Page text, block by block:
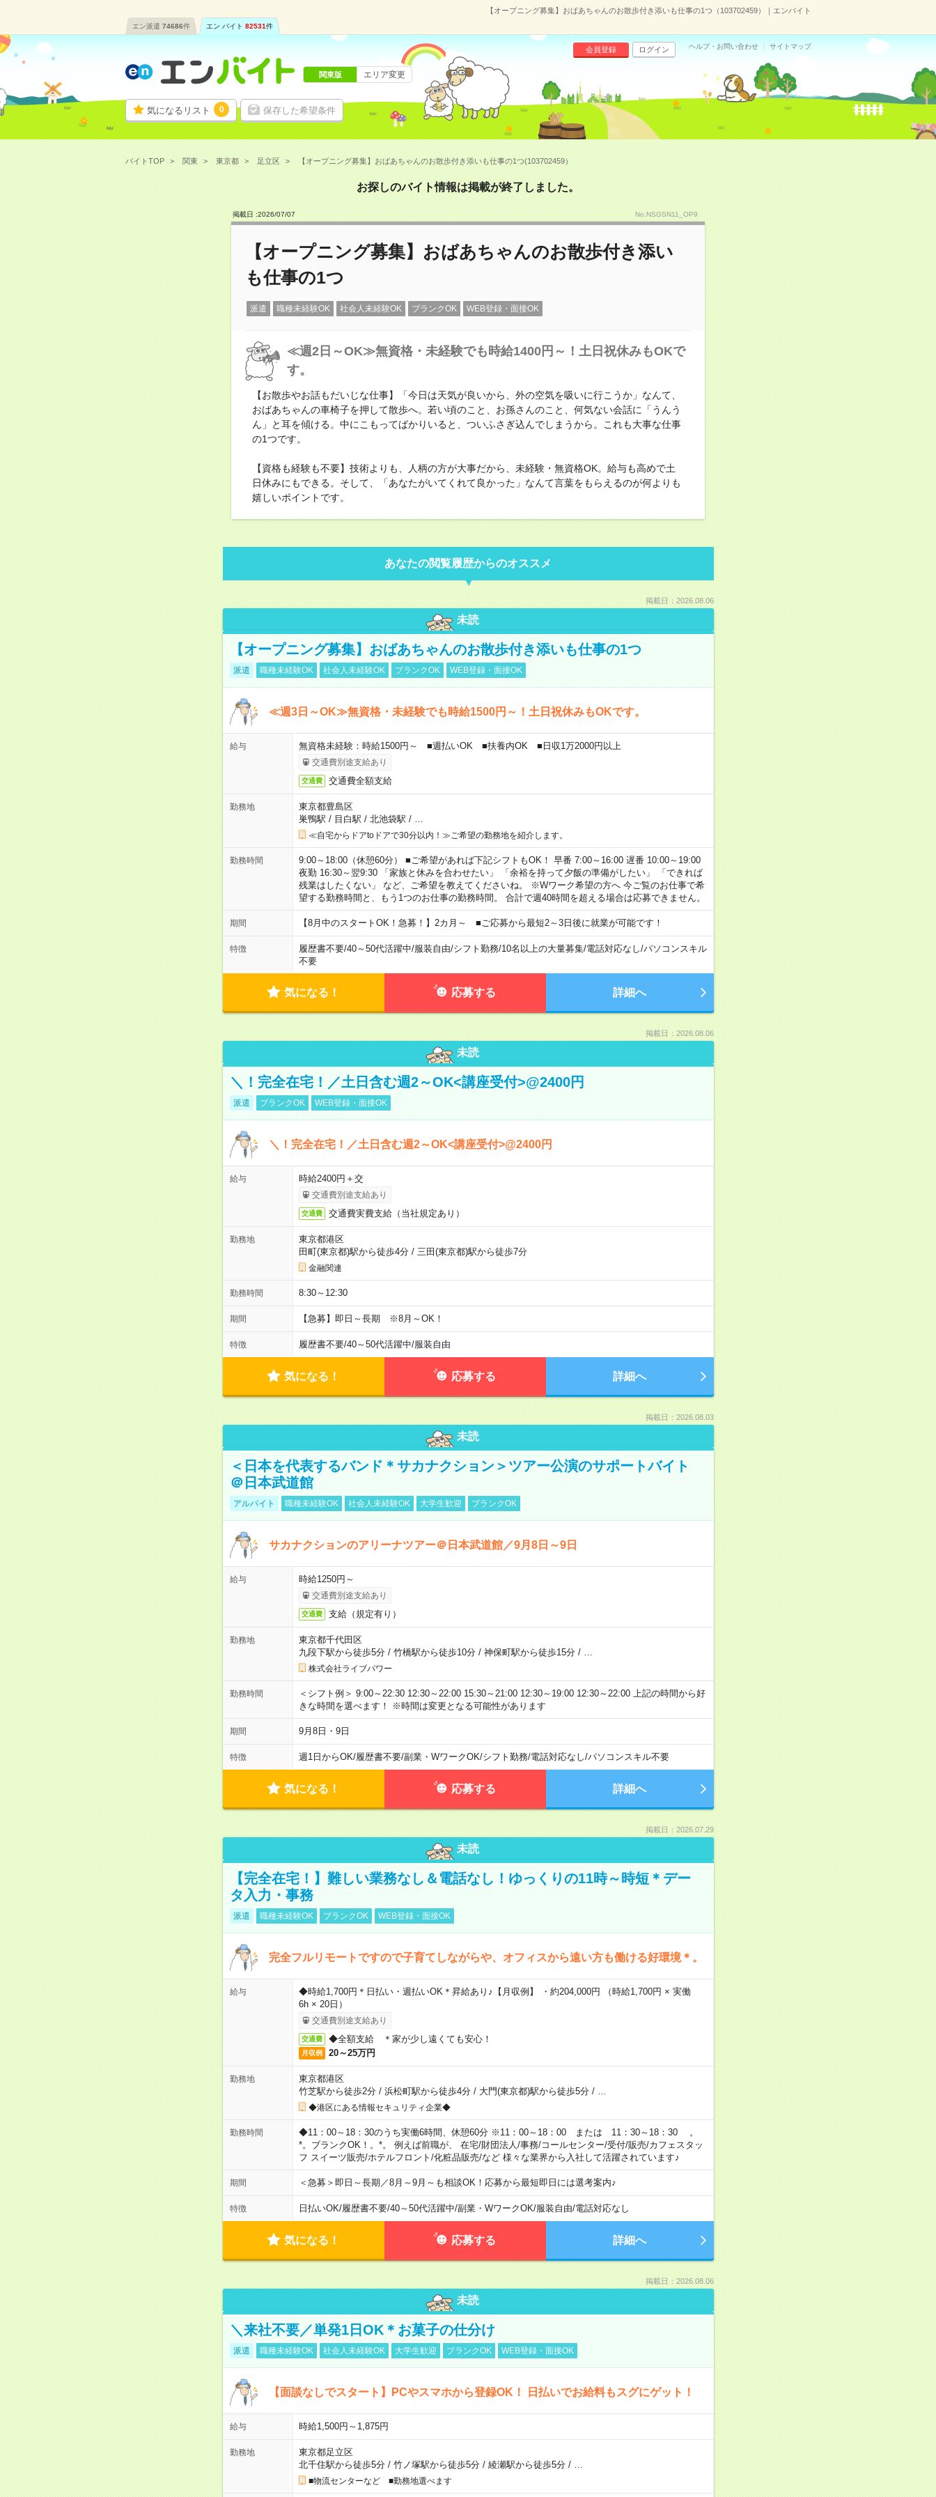
【オープニング募集】おばあちゃんのお散歩付き添いも仕事の1つ（103702459）｜エンバイト
エン派遣 74686件 エン バイト 82531件
気になるリスト 0 保存した希望条件
会員登録 ログイン ヘルプ・お問い合わせ サイトマップ
関東版 エリア変更
バイトTOP 関東 東京都 足立区 【オープニング募集】おばあちゃんのお散歩付き添いも仕事の1つ(103702459）
お探しのバイト情報は掲載が終了しました。
掲載日 :2026/07/07 No.NSGSN11_OP9
【オープニング募集】おばあちゃんのお散歩付き添い
も仕事の1つ
派遣 職種未経験OK 社会人未経験OK ブランクOK WEB登録・面接OK
≪週2日～OK≫無資格・未経験でも時給1400円～！土日祝休みもOKで
す。
【お散歩やお話もだいじな仕事】「今日は天気が良いから、外の空気を吸いに行こうか」なんて、
おばあちゃんの車椅子を押して散歩へ。若い頃のこと、お孫さんのこと、何気ない会話に「うんう
ん」と耳を傾ける。中にこもってばかりいると、ついふさぎ込んでしまうから。これも大事な仕事
の1つです。
【資格も経験も不要】技術よりも、人柄の方が大事だから、未経験・無資格OK。給与も高めで土
日休みにもできる。そして、「あなたがいてくれて良かった」なんて言葉をもらえるのが何よりも
嬉しいポイントです。
あなたの閲覧履歴からのオススメ
掲載日：2026.08.06
未読
【オープニング募集】おばあちゃんのお散歩付き添いも仕事の1つ
派遣 職種未経験OK 社会人未経験OK ブランクOK WEB登録・面接OK
≪週3日～OK≫無資格・未経験でも時給1500円～！土日祝休みもOKです。
給与 無資格未経験：時給1500円～ ■週払いOK ■扶養内OK ■日収1万2000円以上
交通費別途支給あり
交通費 交通費全額支給
勤務地
東京都豊島区
巣鴨駅 / 目白駅 / 北池袋駅 /
≪自宅からドアtoドアで30分以内！≫ご希望の勤務地を紹介します。
勤務時間
9:00～18:00（休憩60分） ■ご希望があれば下記シフトもOK！ 早番 7:00～16:00 遅番 10:00～19:00
夜勤 16:30～翌9:30 「家族と休みを合わせたい」 「余裕を持って夕飯の準備がしたい」 「できれば
残業はしたくない」 など、ご希望を教えてくださいね。 ※Wワーク希望の方へ 今ご覧のお仕事で希
望する勤務時間と、もう1つのお仕事の勤務時間。 合計で週40時間を超える場合は応募できません。
期間 【8月中のスタートOK！急募！】2カ月～ ■ご応募から最短2～3日後に就業が可能です！
特徴 履歴書不要/40～50代活躍中/服装自由/シフト勤務/10名以上の大量募集/電話対応なし/パソコンスキル
不要
気になる！ 応募する 詳細へ
掲載日：2026.08.06
未読
＼！完全在宅！／土日含む週2～OK<講座受付>@2400円
派遣 ブランクOK WEB登録・面接OK
＼！完全在宅！／土日含む週2～OK<講座受付>@2400円
給与 時給2400円＋交
交通費別途支給あり
交通費 交通費実費支給（当社規定あり）
勤務地
東京都港区
田町(東京都)駅から徒歩4分/ 三田(東京都)駅から徒歩7分
金融関連
勤務時間 8:30～12:30
期間 【急募】即日～長期 ※8月～OK！
特徴 履歴書不要/40～50代活躍中/服装自由
気になる！ 応募する 詳細へ
掲載日：2026.08.03
未読
＜日本を代表するバンド＊サカナクション＞ツアー公演のサポートバイト
＠日本武道館
アルバイト 職種未経験OK 社会人未経験OK 大学生歓迎 ブランクOK
サカナクションのアリーナツアー＠日本武道館／9月8日～9日
給与 時給1250円～
交通費別途支給あり
交通費 支給（規定有り）
勤務地
東京都千代田区
九段下駅から徒歩5分/ 竹橋駅から徒歩10分/ 神保町駅から徒歩15分/
株式会社ライブパワー
勤務時間
＜シフト例＞ 9:00～22:30 12:30～22:00 15:30～21:00 12:30～19:00 12:30～22:00 上記の時間から好
きな時間を選べます！ ※時間は変更となる可能性があります
期間 9月8日・9日
特徴 週1日からOK/履歴書不要/副業・WワークOK/シフト勤務/電話対応なし/パソコンスキル不要
気になる！ 応募する 詳細へ
掲載日：2026.07.29
未読
【完全在宅！】難しい業務なし＆電話なし！ゆっくりの11時～時短＊デー
タ入力・事務
派遣 職種未経験OK ブランクOK WEB登録・面接OK
完全フルリモートですので子育てしながらや、オフィスから遠い方も働ける好環境＊。
給与
◆時給1,700円＊日払い・週払いOK＊昇給あり♪【月収例】 ・約204,000円 （時給1,700円 × 実働
6h × 20日）
交通費別途支給あり
交通費 ◆全額支給 ＊家が少し遠くても安心！
月収例 20～25万円
勤務地
東京都港区
竹芝駅から徒歩2分/ 浜松町駅から徒歩4分/ 大門(東京都)駅から徒歩5分/
◆港区にある情報セキュリティ企業◆
勤務時間
◆11：00～18：30のうち実働6時間、休憩60分 ※11：00～18：00 または 11：30～18：30 。
*。ブランクOK！。*。 例えば前職が、 在宅/財団法人/事務/コールセンター/受付/販売/カフェスタッ
フ スイーツ販売/ホテルフロント/化粧品販売/など 様々な業界から入社して活躍されています♪
期間 ＜急募＞即日～長期／8月～9月～も相談OK！応募から最短即日には選考案内♪
特徴 日払いOK/履歴書不要/40～50代活躍中/副業・WワークOK/服装自由/電話対応なし
気になる！ 応募する 詳細へ
掲載日：2026.08.06
未読
＼来社不要／単発1日OK＊お菓子の仕分け
派遣 職種未経験OK 社会人未経験OK 大学生歓迎 ブランクOK WEB登録・面接OK
【面談なしでスタート】PCやスマホから登録OK！ 日払いでお給料もスグにゲット！
給与 時給1,500円～1,875円
勤務地
東京都足立区
北千住駅から徒歩5分/ 竹ノ塚駅から徒歩5分/ 綾瀬駅から徒歩5分/
■物流センターなど ■勤務地選べます